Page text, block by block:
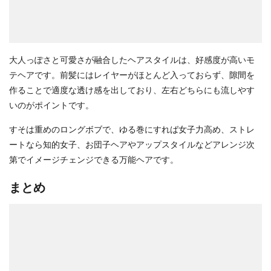
大人っぽさと可愛さが融合したヘアスタイルは、好感度が高いモ
テヘアです。前髪にはレイヤーがほとんど入っておらず、隙間を
作ることで適度な透け感を出しており、左右どちらにも流しやす
いのがポイントです。
すそは重めのロングボブで、ゆる巻にすれば女子力高め、ストレ
ートなら知的女子、お団子ヘアやアップスタイルなどアレンジ次
第でイメージチェンジできる万能ヘアです。
まとめ